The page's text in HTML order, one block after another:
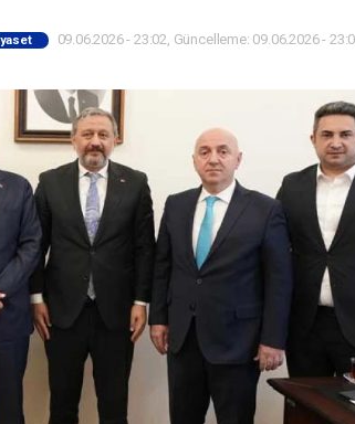
09.06.2026 - 23:02, Güncelleme: 09.06.2026 -